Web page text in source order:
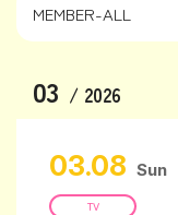
03 / 2026
03.08 Sun
TV